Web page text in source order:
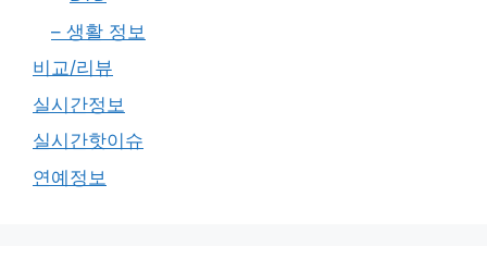
– 생활 정보
비교/리뷰
실시간정보
실시간핫이슈
연예정보